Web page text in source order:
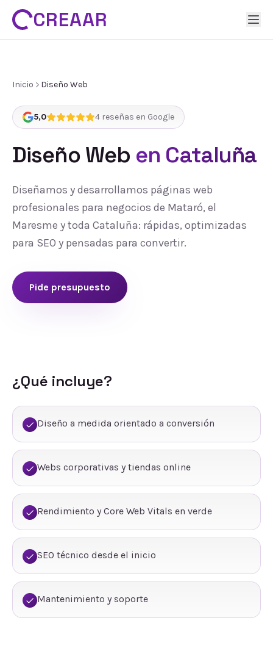
CREAAR
Inicio Diseño Web
5,0 4 reseñas en Google
Diseño Web en Cataluña
Diseñamos y desarrollamos páginas web
profesionales para negocios de Mataró, el
Maresme y toda Cataluña: rápidas, optimizadas
para SEO y pensadas para convertir.
Pide presupuesto
¿Qué incluye?
Diseño a medida orientado a conversión
Webs corporativas y tiendas online
Rendimiento y Core Web Vitals en verde
SEO técnico desde el inicio
Mantenimiento y soporte